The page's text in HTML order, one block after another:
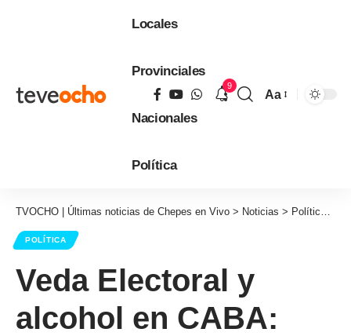
Locales
Provinciales
Nacionales
Política
9
Aa
TVOCHO | Últimas noticias de Chepes en Vivo > Noticias > Política >
POLÍTICA
Veda Electoral y
alcohol en CABA: